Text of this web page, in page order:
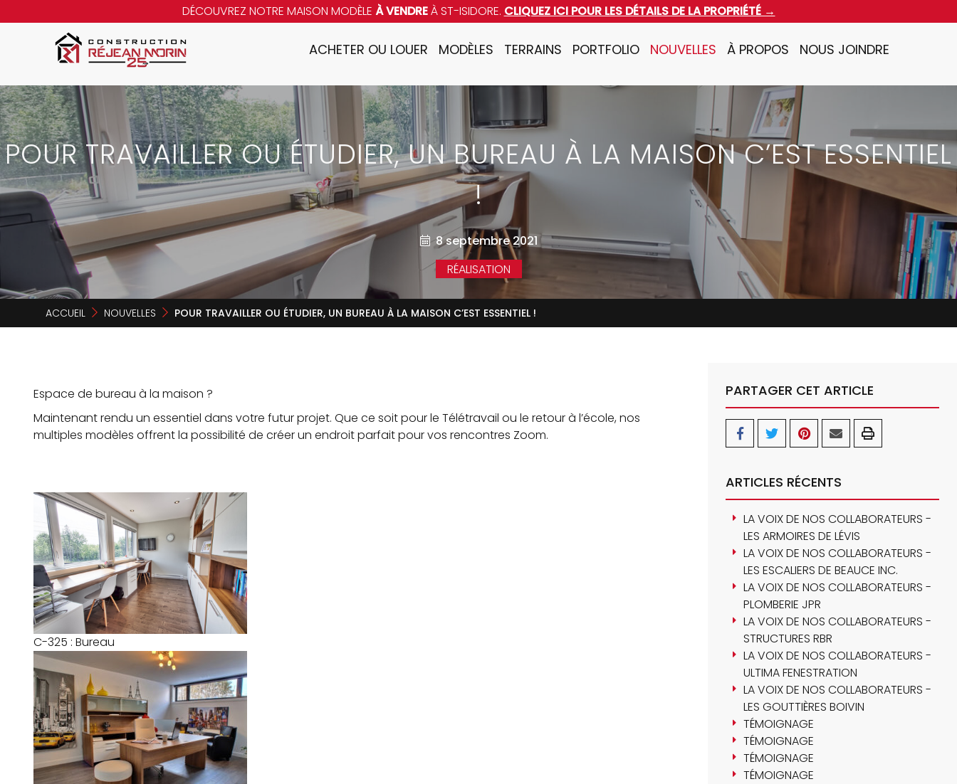
DÉCOUVREZ NOTRE MAISON MODÈLE À VENDREÀ ST-ISIDORE. CLIQUEZ ICI POUR LES DÉTAILS DE LA PROPRIÉTÉ →
ACHETER OU LOUER MODÈLES TERRAINS PORTFOLIO NOUVELLES À PROPOS NOUS JOINDRE
POUR TRAVAILLER OU ÉTUDIER, UN BUREAU À LA MAISON C’EST ESSENTIEL
!
8 septembre 2021
RÉALISATION
ACCUEIL NOUVELLES POUR TRAVAILLER OU ÉTUDIER, UN BUREAU À LA MAISON C’EST ESSENTIEL !
Espace de bureau à la maison ?
Maintenant rendu un essentiel dans votre futur projet. Que ce soit pour le Télétravail ou le retour à l’école, nos
multiples modèles offrent la possibilité de créer un endroit parfait pour vos rencontres Zoom.
C-325 : Bureau
PARTAGER CET ARTICLE
ARTICLES RÉCENTS
LA VOIX DE NOS COLLABORATEURS -
LES ARMOIRES DE LÉVIS
LA VOIX DE NOS COLLABORATEURS -
LES ESCALIERS DE BEAUCE INC.
LA VOIX DE NOS COLLABORATEURS -
PLOMBERIE JPR
LA VOIX DE NOS COLLABORATEURS -
STRUCTURES RBR
LA VOIX DE NOS COLLABORATEURS -
ULTIMA FENESTRATION
LA VOIX DE NOS COLLABORATEURS -
LES GOUTTIÈRES BOIVIN
TÉMOIGNAGE
TÉMOIGNAGE
TÉMOIGNAGE
TÉMOIGNAGE